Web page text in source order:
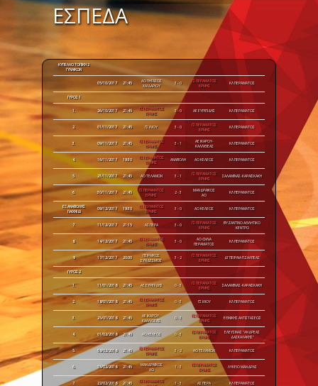
ΕΣΠΕΔΑ
ΚΥΠΕΛΛΟ ΤΟΠΙΚΗ 2
ΓΥΝΑΙΚΩΝ
05/10/2017 21:45
ΑΟ ΠΗΓΑΣΟΣ
ΧΑΪΔΑΡΙΟΥ
3 - 0
ΓΣ ΠΕΡΑΜΑΤΟΣ
ΕΡΜΗΣ
ΚΛ ΠΕΡΑΜΑΤΟΣ
ΓΥΡΟΣ 1
1. 26/10/2017 21:45
ΓΣ ΠΕΡΑΜΑΤΟΣ
ΕΡΜΗΣ
3 - 0 ΑΕ ΕΥΡΙΠΙΔΗΣ ΚΛ ΠΕΡΑΜΑΤΟΣ
2. 01/11/2017 21:45 ΓΣ ΙΛΙΟΥ 3 - 0
ΓΣ ΠΕΡΑΜΑΤΟΣ
ΕΡΜΗΣ
ΚΛ ΠΕΡΑΜΑΤΟΣ
3. 09/11/2017 21:45
ΓΣ ΠΕΡΑΜΑΤΟΣ
ΕΡΜΗΣ
3 - 1
ΑΕ ΙΚΑΡΟΥ-
ΚΑΛΛΙΘΕΑΣ
ΚΛ ΠΕΡΑΜΑΤΟΣ
4. 16/11/2017 19:30
ΓΣ ΠΕΡΑΜΑΤΟΣ
ΕΡΜΗΣ
ΑΝΑΒΟΛΗ ΑΟ ΚΕΛΕΟΣ ΚΛ ΠΕΡΑΜΑΤΟΣ
5. 23/11/2017 21:45 ΑΟ ΤΕΛΑΜΩΝ 3 - 1
ΓΣ ΠΕΡΑΜΑΤΟΣ
ΕΡΜΗΣ
ΣΑΛΑΜΙΝΑΣ-ΚΑΡΑΪΣΚΑΚΗ
6. 30/11/2017 21:45
ΓΣ ΠΕΡΑΜΑΤΟΣ
ΕΡΜΗΣ
2 - 3
ΜΑΝΔΡΑΪΚΟΣ
ΑΟ
ΚΛ ΠΕΡΑΜΑΤΟΣ
ΕΞ ΑΝΑΒΟΛΗΣ
ΠΑΙΧΝΙΔΙ
09/12/2017 19:30
ΓΣ ΠΕΡΑΜΑΤΟΣ
ΕΡΜΗΣ
3 - 0 ΑΟ ΚΕΛΕΟΣ ΚΛ ΠΕΡΑΜΑΤΟΣ
7. 11/12/2017 21:15 ΑΣ ΠΕΡΑ 3 - 0
ΓΣ ΠΕΡΑΜΑΤΟΣ
ΕΡΜΗΣ
ΒΥΖΑΝΤΙΝΟ ΑΘΛΗΤΙΚΟ
ΚΕΝΤΡΟ
8. 14/12/2017 21:45
ΓΣ ΠΕΡΑΜΑΤΟΣ
ΕΡΜΗΣ
3 - 0
ΑΟ ΦΙΛΙΑ
ΠΕΡΑΜΑΤΟΣ
ΚΛ ΠΕΡΑΜΑΤΟΣ
9 17/12/2017 20:00
ΠΕΙΡΑΪΚΟΣ
ΣΥΝΔΕΣΜΟΣ
3 - 2
ΓΣ ΠΕΡΑΜΑΤΟΣ
ΕΡΜΗΣ
ΔΓ ΠΕΙΡΑΙΑ Π.ΣΑΛΠΕΑΣ
ΓΥΡΟΣ 2
1. 11/01/2018 21:45 ΑΕ ΕΥΡΙΠΙΔΗΣ 0 - 3
ΓΣ ΠΕΡΑΜΑΤΟΣ
ΕΡΜΗΣ
ΣΑΛΑΜΙΝΑΣ-ΚΑΡΑΪΣΚΑΚΗ
2. 18/01/2018 21:45
ΓΣ ΠΕΡΑΜΑΤΟΣ
ΕΡΜΗΣ
0 - 3 ΓΣ ΙΛΙΟΥ ΚΛ ΠΕΡΑΜΑΤΟΣ
3. 25/01/2018 21:45
ΑΕ ΙΚΑΡΟΥ-
ΚΑΛΛΙΘΕΑΣ
0 - 3
ΓΣ ΠΕΡΑΜΑΤΟΣ
ΕΡΜΗΣ
ΕΘΝΙΚΗΣ ΑΝΤΙΣΤΑΣΕΩΣ
4. 01/02/2018 21:45 ΑΟ ΚΕΛΕΟΣ 0 - 3
ΓΣ ΠΕΡΑΜΑΤΟΣ
ΕΡΜΗΣ
ΕΛΕΥΣΙΝΑΣ "ΑΝΔΡΕΑΣ
ΔΑΣΚΑΛΑΚΗΣ"
5. 08/02/2018 21:45
ΓΣ ΠΕΡΑΜΑΤΟΣ
ΕΡΜΗΣ
3 - 2 ΑΟ ΤΕΛΑΜΩΝ ΚΛ ΠΕΡΑΜΑΤΟΣ
6. 15/02/2018 21:45
ΜΑΝΔΡΑΪΚΟΣ
ΑΟ
1 - 3
ΓΣ ΠΕΡΑΜΑΤΟΣ
ΕΡΜΗΣ
ΛΥΚΕΙΟ ΜΑΝΔΡΑΣ
7. 22/02/2018 21:45
ΓΣ ΠΕΡΑΜΑΤΟΣ
1 - 3 ΑΣ ΠΕΡΑ ΚΛ ΠΕΡΑΜΑΤΟΣ